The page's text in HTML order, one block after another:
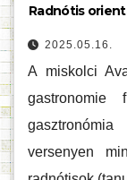
Radnótis
2025.05.16.
A miskolci
versenyen